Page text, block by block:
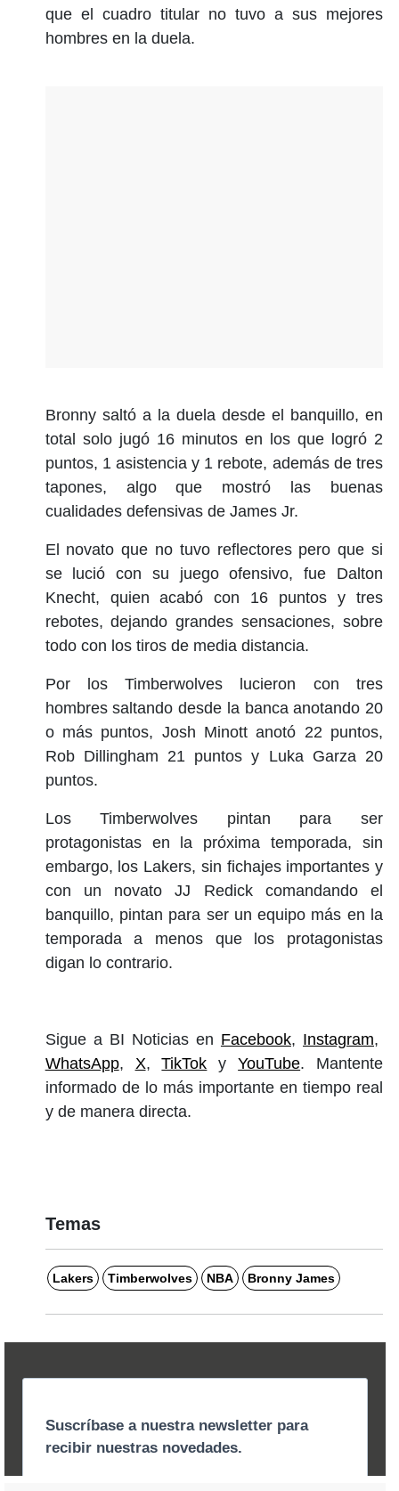
que el cuadro titular no tuvo a sus mejores
hombres en la duela.
Bronny saltó a la duela desde el banquillo, en
total solo jugó 16 minutos en los que logró 2
puntos, 1 asistencia y 1 rebote, además de tres
tapones, algo que mostró las buenas
cualidades defensivas de James Jr.
El novato que no tuvo reflectores pero que si
se lució con su juego ofensivo, fue Dalton
Knecht, quien acabó con 16 puntos y tres
rebotes, dejando grandes sensaciones, sobre
todo con los tiros de media distancia.
Por los Timberwolves lucieron con tres
hombres saltando desde la banca anotando 20
o más puntos, Josh Minott anotó 22 puntos,
Rob Dillingham 21 puntos y Luka Garza 20
puntos.
Los Timberwolves pintan para ser
protagonistas en la próxima temporada, sin
embargo, los Lakers, sin fichajes importantes y
con un novato JJ Redick comandando el
banquillo, pintan para ser un equipo más en la
temporada a menos que los protagonistas
digan lo contrario.
Sigue a BI Noticias en Facebook, Instagram,
WhatsApp, X,TikTok yYouTube. Mantente
informado de lo más importante en tiempo real
y de manera directa.
Temas
Lakers Timberwolves NBA Bronny James